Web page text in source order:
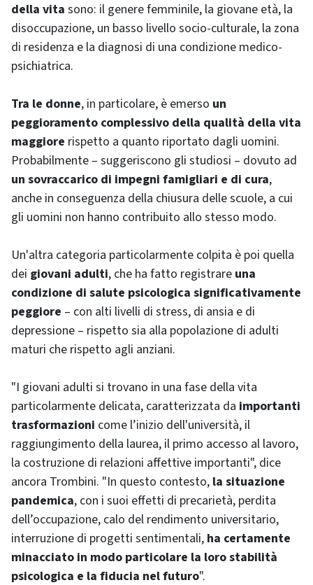
della vita sono: il genere femminile, la giovane età, la
disoccupazione, un basso livello socio-culturale, la zona
di residenza e la diagnosi di una condizione medico-
psichiatrica.
Tra le donne, in particolare, è emerso un
peggioramento complessivo della qualità della vita
maggiore rispetto a quanto riportato dagli uomini.
Probabilmente – suggeriscono gli studiosi – dovuto ad
un sovraccarico di impegni famigliari e di cura,
anche in conseguenza della chiusura delle scuole, a cui
gli uomini non hanno contribuito allo stesso modo.
Un'altra categoria particolarmente colpita è poi quella
dei giovani adulti, che ha fatto registrare una
condizione di salute psicologica significativamente
peggiore – con alti livelli di stress, di ansia e di
depressione – rispetto sia alla popolazione di adulti
maturi che rispetto agli anziani.
"I giovani adulti si trovano in una fase della vita
particolarmente delicata, caratterizzata da importanti
trasformazioni come l’inizio dell'università, il
raggiungimento della laurea, il primo accesso al lavoro,
la costruzione di relazioni affettive importanti", dice
ancora Trombini. "In questo contesto, la situazione
pandemica, con i suoi effetti di precarietà, perdita
dell’occupazione, calo del rendimento universitario,
interruzione di progetti sentimentali, ha certamente
minacciato in modo particolare la loro stabilità
psicologica e la fiducia nel futuro".